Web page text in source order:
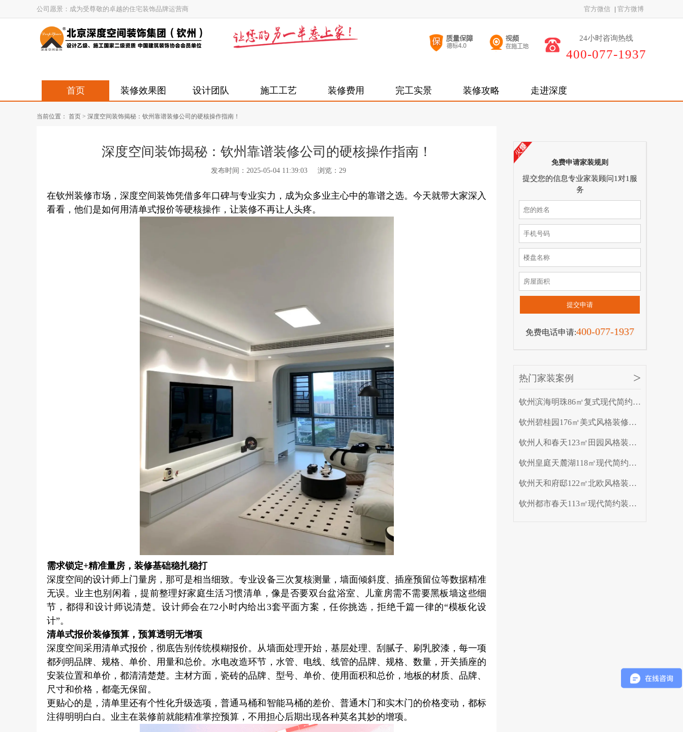
公司愿景：成为受尊敬的卓越的住宅装饰品牌运营商 官方微信 | 官方微博
24小时咨询热线
400-077-1937
首页 装修效果图 设计团队 施工工艺 装修费用 完工实景 装修攻略 走进深度
当前位置： 首页 > 深度空间装饰揭秘：钦州靠谱装修公司的硬核操作指南！
深度空间装饰揭秘：钦州靠谱装修公司的硬核操作指南！
发布时间：2025-05-04 11:39:03 浏览： 29
在钦州装修市场，深度空间装饰凭借多年口碑与专业实力，成为众多业主心中的靠谱之选。今天就带大家深入
看看，他们是如何用清单式报价等硬核操作，让装修不再让人头疼。
需求锁定+精准量房，装修基础稳扎稳打
深度空间的设计师上门量房，那可是相当细致。专业设备三次复核测量，墙面倾斜度、插座预留位等数据精准
无误。业主也别闲着，提前整理好家庭生活习惯清单，像是否要双台盆浴室、儿童房需不需要黑板墙这些细
节，都得和设计师说清楚。设计师会在72小时内给出3套平面方案，任你挑选，拒绝千篇一律的“模板化设
计”。
清单式报价装修预算，预算透明无增项
深度空间采用清单式报价，彻底告别传统模糊报价。从墙面处理开始，基层处理、刮腻子、刷乳胶漆，每一项
都列明品牌、规格、单价、用量和总价。水电改造环节，水管、电线、线管的品牌、规格、数量，开关插座的
安装位置和单价，都清清楚楚。主材方面，瓷砖的品牌、型号、单价、使用面积和总价，地板的材质、品牌、
尺寸和价格，都毫无保留。
更贴心的是，清单里还有个性化升级选项，普通马桶和智能马桶的差价、普通木门和实木门的价格变动，都标
注得明明白白。业主在装修前就能精准掌控预算，不用担心后期出现各种莫名其妙的增项。
免费申请家装规则
提交您的信息专业家装顾问1对1服
务
提交申请
免费电话申请:400-077-1937
热门家装案例 >
钦州滨海明珠86㎡复式现代简约装修效果图案例
钦州碧桂园176㎡美式风格装修效果图案例
钦州人和春天123㎡田园风格装修效果图案例
钦州皇庭天麓湖118㎡现代简约装修效果图案例
钦州天和府邸122㎡北欧风格装修效果图案例
钦州都市春天113㎡现代简约装修效果图案例